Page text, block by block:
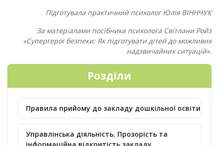
Підготувала практичний психолог Юлія ВІННЧУК
За матеріалами посібника психолога Світлани Ройз
«Супергерої безпеки: Як підготувати дітей до можливих
надзвичайних ситуацій».
Розділи
Правила прийому до закладу дошкільної освіти
Управлінська діяльність. Прозорість та